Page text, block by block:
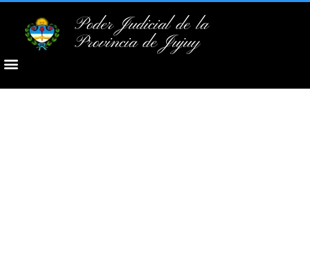
Poder Judicial de la
Provincia de Jujuy